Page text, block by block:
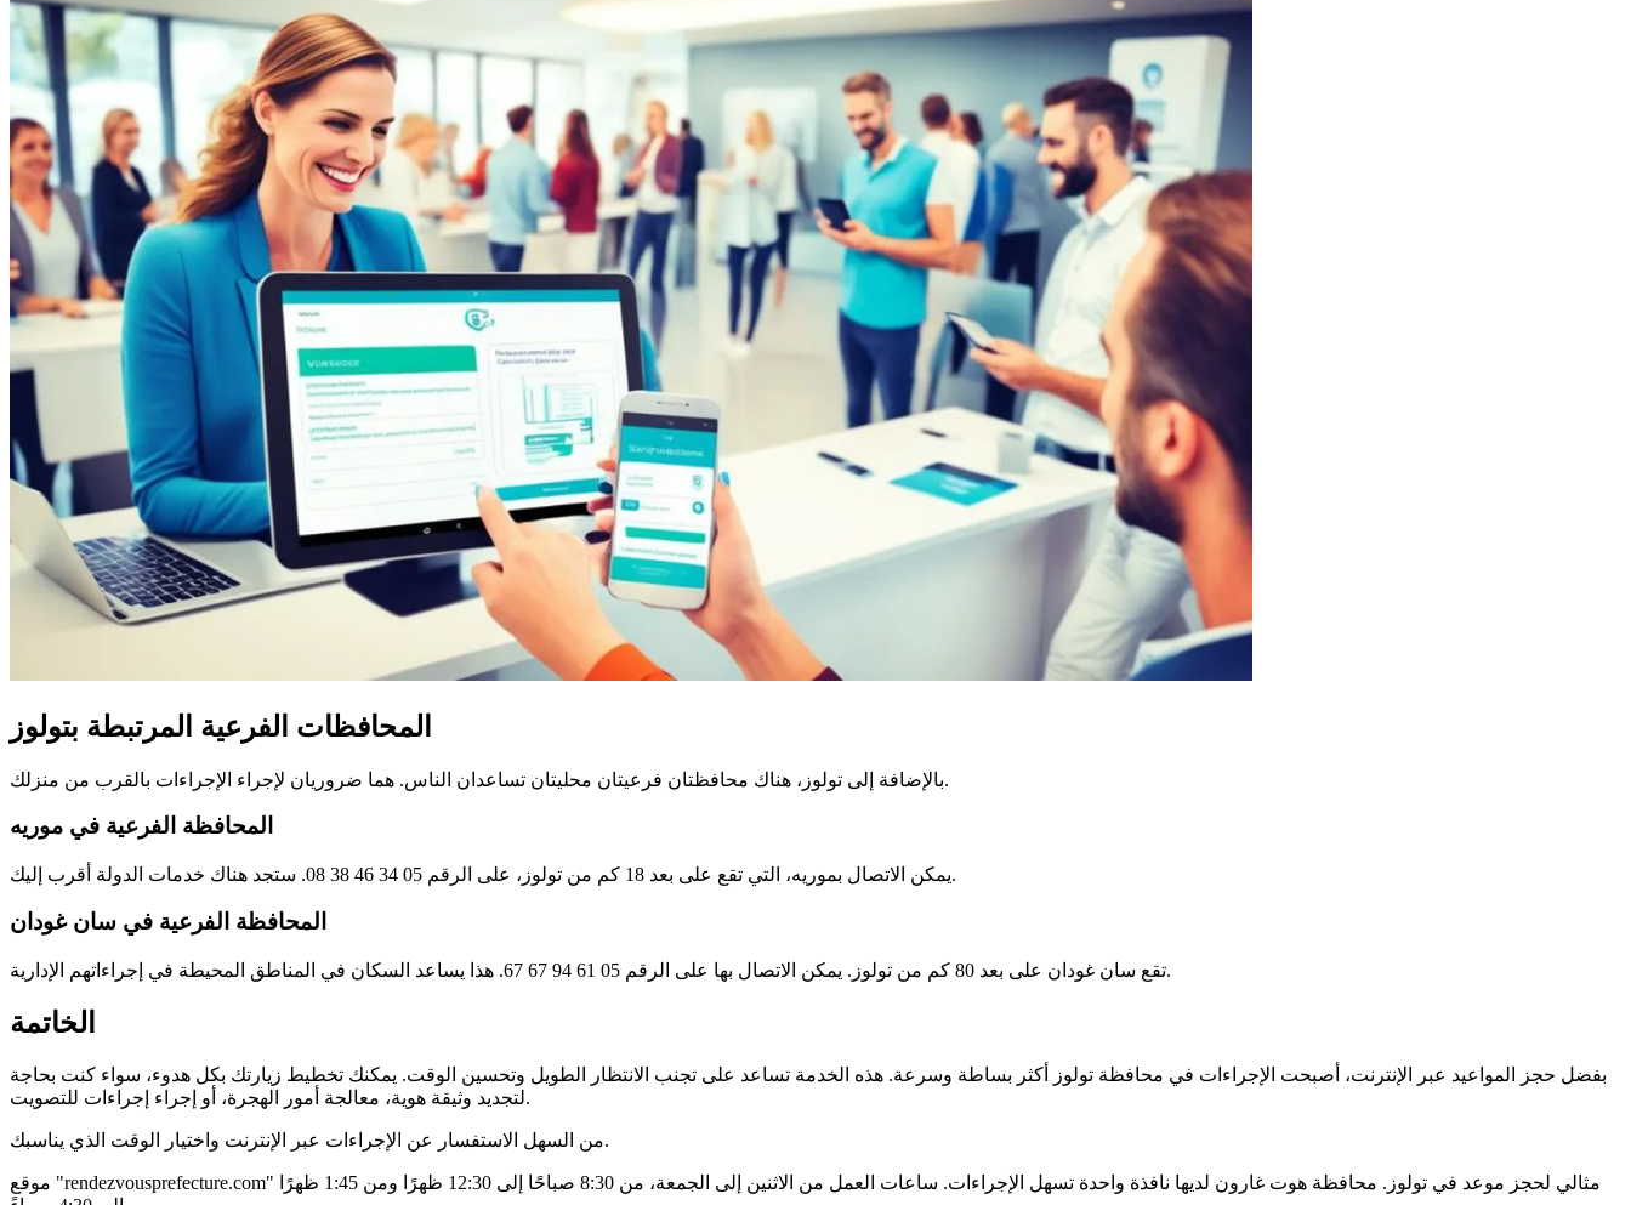
المحافظات الفرعية المرتبطة بتولوز
بالإضافة إلى تولوز، هناك محافظتان فرعيتان محليتان تساعدان الناس. هما ضروريان لإجراء الإجراءات بالقرب من منزلك.
المحافظة الفرعية في موريه
يمكن الاتصال بموريه، التي تقع على بعد 18 كم من تولوز، على الرقم 05 34 46 38 08. ستجد هناك خدمات الدولة أقرب إليك.
المحافظة الفرعية في سان غودان
تقع سان غودان على بعد 80 كم من تولوز. يمكن الاتصال بها على الرقم 05 61 94 67 67. هذا يساعد السكان في المناطق المحيطة في إجراءاتهم الإدارية.
الخاتمة
بفضل حجز المواعيد عبر الإنترنت، أصبحت الإجراءات في محافظة تولوز أكثر بساطة وسرعة. هذه الخدمة تساعد على تجنب الانتظار الطويل وتحسين الوقت. يمكنك تخطيط زيارتك بكل هدوء، سواء كنت بحاجة
لتجديد وثيقة هوية، معالجة أمور الهجرة، أو إجراء إجراءات للتصويت.
من السهل الاستفسار عن الإجراءات عبر الإنترنت واختيار الوقت الذي يناسبك.
موقع "rendezvousprefecture.com" مثالي لحجز موعد في تولوز. محافظة هوت غارون لديها نافذة واحدة تسهل الإجراءات. ساعات العمل من الاثنين إلى الجمعة، من 8:30 صباحًا إلى 12:30 ظهرًا ومن 1:45 ظهرًا